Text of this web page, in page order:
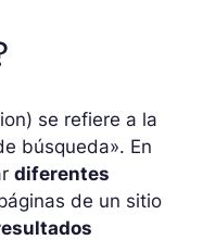
se refiere a la
búsqueda». En
diferentes
de un sitio